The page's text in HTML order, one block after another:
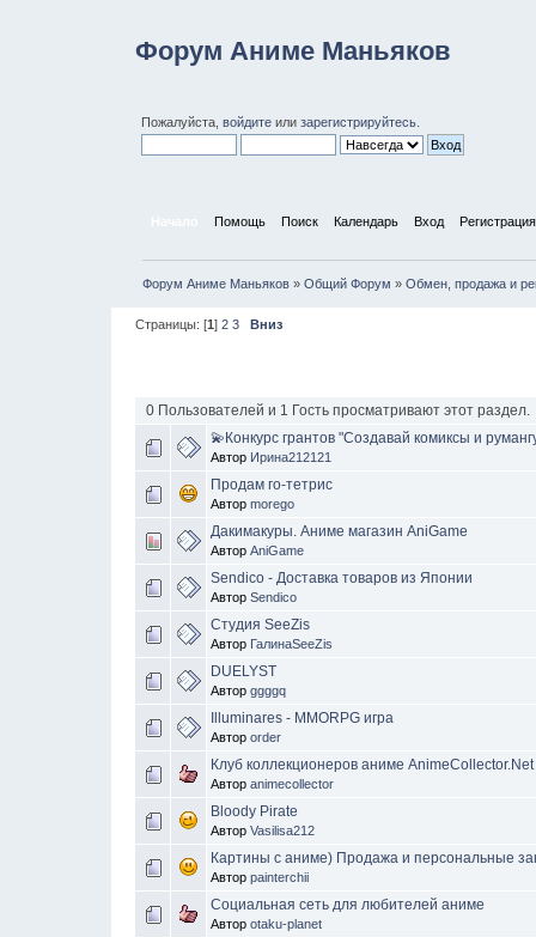
Форум Аниме Маньяков
Пожалуйста,войдите илизарегистрируйтесь
Помощь Поиск Календарь Вход Регистрация
Форум Аниме Маньяков »Общий Форум »Обмен, продажа и
Страницы: [1]2 3 Вниз
0 Пользователей и 1 Гость просматривают этот раздел.
💫Конкурс грантов "Создавай комиксы и
Автор Ирина212121
Продам го-тетрис
Авторmorego
Дакимакуры. Аниме магазин AniGame
АвторAniGame
Sendico - Доставка товаров из Японии
АвторSendico
Студия SeeZis
Автор ГалинаSeeZis
DUELYST
Авторggggq
Illuminares - MMORPG игра
Авторorder
Клуб коллекционеров аниме AnimeCollector.Net
Авторanimecollector
Bloody Pirate
АвторVasilisa212
Картины с аниме) Продажа и персональные
Авторpainterchii
Социальная сеть для любителей аниме
Авторotaku-planet